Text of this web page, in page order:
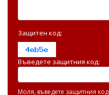
Защитен код:
Въведете защитния код:
Моля, въведете защитния код